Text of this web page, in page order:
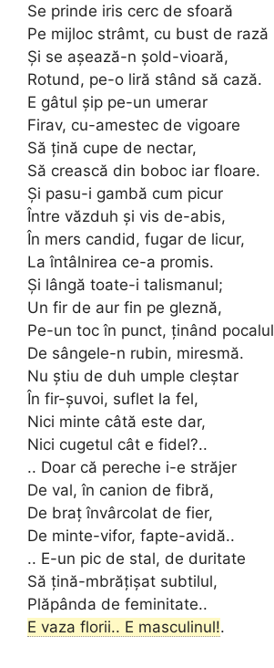
Se prinde iris cerc de sfoară
Pe mijloc strâmt, cu bust de rază
Şi se aşează-n şold-vioară,
Rotund, pe-o liră stând să cază.
E gâtul şip pe-un umerar
Firav, cu-amestec de vigoare
Să ţină cupe de nectar,
Să crească din boboc iar floare.
Şi pasu-i gambă cum picur
Între văzduh şi vis de-abis,
În mers candid, fugar de licur,
La întâlnirea ce-a promis.
Şi lângă toate-i talismanul;
Un fir de aur fin pe gleznă,
Pe-un toc în punct, ţinând pocalul
De sângele-n rubin, miresmă.
Nu ştiu de duh umple cleştar
În fir-şuvoi, suflet la fel,
Nici minte câtă este dar,
Nici cugetul cât e fidel?..
.. Doar că pereche i-e străjer
De val, în canion de fibră,
De braţ învârcolat de fier,
De minte-vifor, fapte-avidă..
.. E-un pic de stal, de duritate
Să ţină-mbrăţişat subtilul,
Plăpânda de feminitate..
E vaza florii.. E masculinul!.